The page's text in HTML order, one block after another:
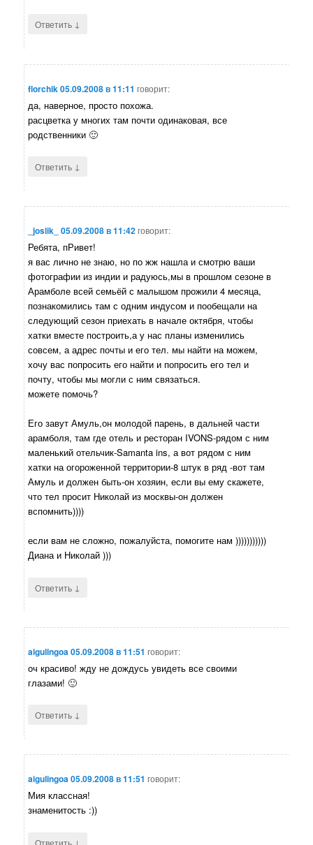
Ответить ↓
florchik05.09.2008 в 11:11 говорит:
да, наверное, просто похожа.
расцветка у многих там почти одинаковая, все
родственники 🙂
Ответить ↓
_joslik_ 05.09.2008 в 11:42говорит:
Ребята, пРивет!
я вас лично не знаю, но по жж нашла и смотрю ваши
фотографии из индии и радуюсь,мы в прошлом сезоне в
Арамболе всей семьёй с малышом прожили 4 месяца,
познакомились там с одним индусом и пообещали на
следующий сезон приехать в начале октября, чтобы
хатки вместе построить,а у нас планы изменились
совсем, а адрес почты и его тел. мы найти на можем,
хочу вас попросить его найти и попросить его тел и
почту, чтобы мы могли с ним связаться.
можете помочь?
Его завут Амуль,он молодой парень, в дальней части
арамболя, там где отель и ресторан IVONS-рядом с ним
маленький отельчик-Samanta ins, а вот рядом с ним
хатки на огороженной территории-8 штук в ряд -вот там
Амуль и должен быть-он хозяин, если вы ему скажете,
что тел просит Николай из москвы-он должен
вспомнить))))
если вам не сложно, пожалуйста, помогите нам )))))))))))
Диана и Николай )))
Ответить ↓
aigulingoa05.09.2008 в 11:51 говорит:
оч красиво! жду не дождусь увидеть все своими
глазами! 🙂
Ответить ↓
aigulingoa05.09.2008 в 11:51 говорит:
Мия классная!
знаменитость :))
Ответить ↓